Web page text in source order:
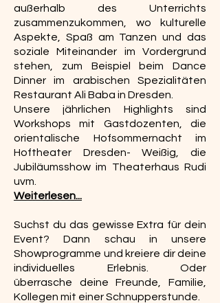
außerhalb des Unterrichts
zusammenzukommen, wo kulturelle
Aspekte, Spaß am Tanzen und das
soziale Miteinander im Vordergrund
stehen, zum Beispiel beim Dance
Dinner im arabischen Spezialitäten
Restaurant Ali Baba in Dresden.
Unsere jährlichen Highlights sind
Workshops mit Gastdozenten, die
orientalische Hofsommernacht im
Hoftheater Dresden- Weißig, die
Jubiläumsshow im Theaterhaus Rudi
uvm.
Weiterlesen...
Suchst du das gewisse Extra für dein
Event? Dann schau in unsere
Showprogramme und kreiere dir deine
individuelles Erlebnis. Oder
überrasche deine Freunde, Familie,
Kollegen mit einer Schnupperstunde.